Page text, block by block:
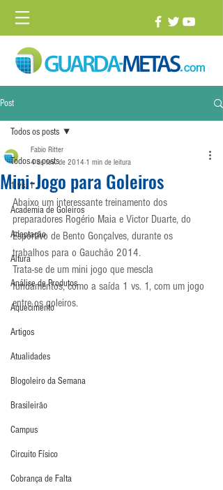
Post
Todos os posts
1 vs. 1
Academia de Goleiros
Adaptação
Altura
Análise de Produtos
Aquecimento
Artigos
Atualidades
Blogoleiro da Semana
Brasileirão
Campus
Circuito Físico
Cobrança de Falta
Todos os posts
Mini-Jogo para Goleiros
Fabio Ritter
4 de fev. de 2014 1 min de leitura
Abaixo um interessante treinamento dos
preparadores Rogério Maia e Victor Duarte, do
Esportivo de Bento Gonçalves, durante os
trabalhos para o Gauchão 2014.
Trata-se de um mini jogo que mescla
fundamentos, como a saída 1 vs. 1, com um jogo
entre os goleiros.